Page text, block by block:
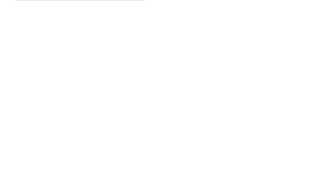
и совершенствованию, типы прокатных машин труб увеличивались, а этапы